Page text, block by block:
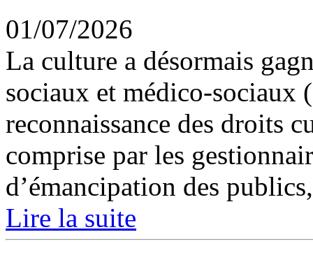
01/07/2026
La culture a désormais
sociaux et médico-sociaux
reconnaissance des droits
comprise par les
d’émancipation des
Lire la suite